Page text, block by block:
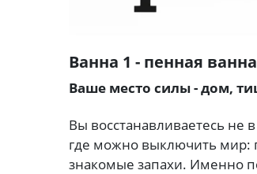
Ванна 1 - пенная
Ваше место силы - дом,
Вы восстанавливаетесь
где можно выключить мир:
знакомые запахи. Именно